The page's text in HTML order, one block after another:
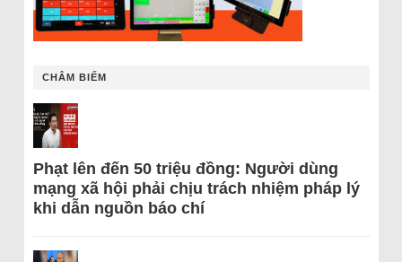
CHÂM BIẾM
Phạt lên đến 50 triệu đồng: Người dùng
mạng xã hội phải chịu trách nhiệm pháp lý
khi dẫn nguồn báo chí